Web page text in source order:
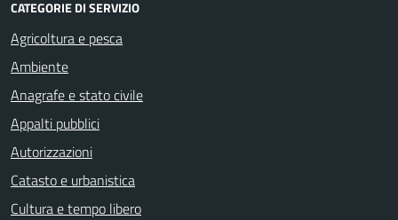
CATEGORIE DI SERVIZIO
Agricoltura e pesca
Ambiente
Anagrafe e stato civile
Appalti pubblici
Autorizzazioni
Catasto e urbanistica
Cultura e tempo libero